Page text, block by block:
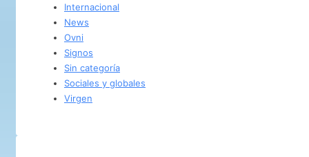
Internacional
News
Ovni
Signos
Sin categoría
Sociales y globales
Virgen